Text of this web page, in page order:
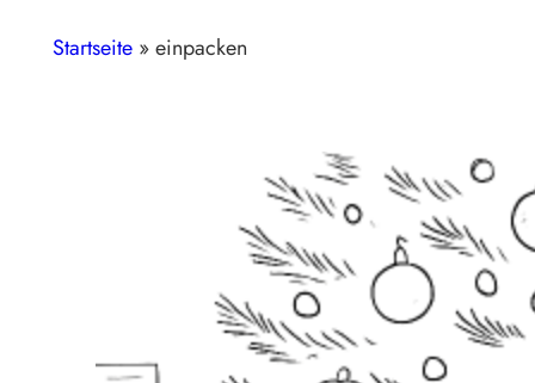
Startseite »einpacken